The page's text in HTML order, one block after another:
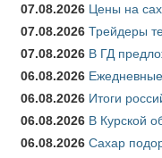
07.08.2026 Цены на
07.08.2026 Трейдеры
07.08.2026 В ГД
06.08.2026
06.08.2026 Итоги
06.08.2026 В Курской
06.08.2026 Сахар